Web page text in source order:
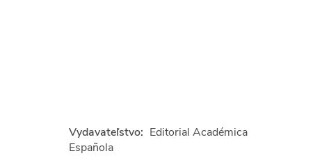
Vydavateľstvo: Editorial Académica
Española